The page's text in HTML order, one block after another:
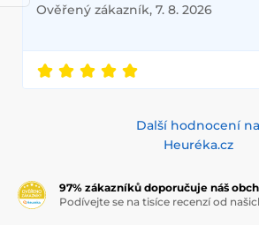
Ověřený zákazník, 7. 8. 2026
Další hodnocení na
Heuréka.cz
97% zákazníků doporučuje náš
Podívejte se na tisíce recenzí od